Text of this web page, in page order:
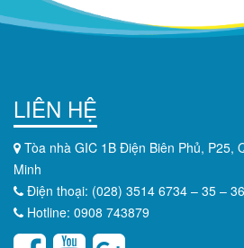
LIÊN HỆ
Tòa nhà GIC 1B Điện Biên Phủ, P25,
Minh
Điện thoại: (028) 3514 6734 – 35 – 36
Hotline: 0908 743879